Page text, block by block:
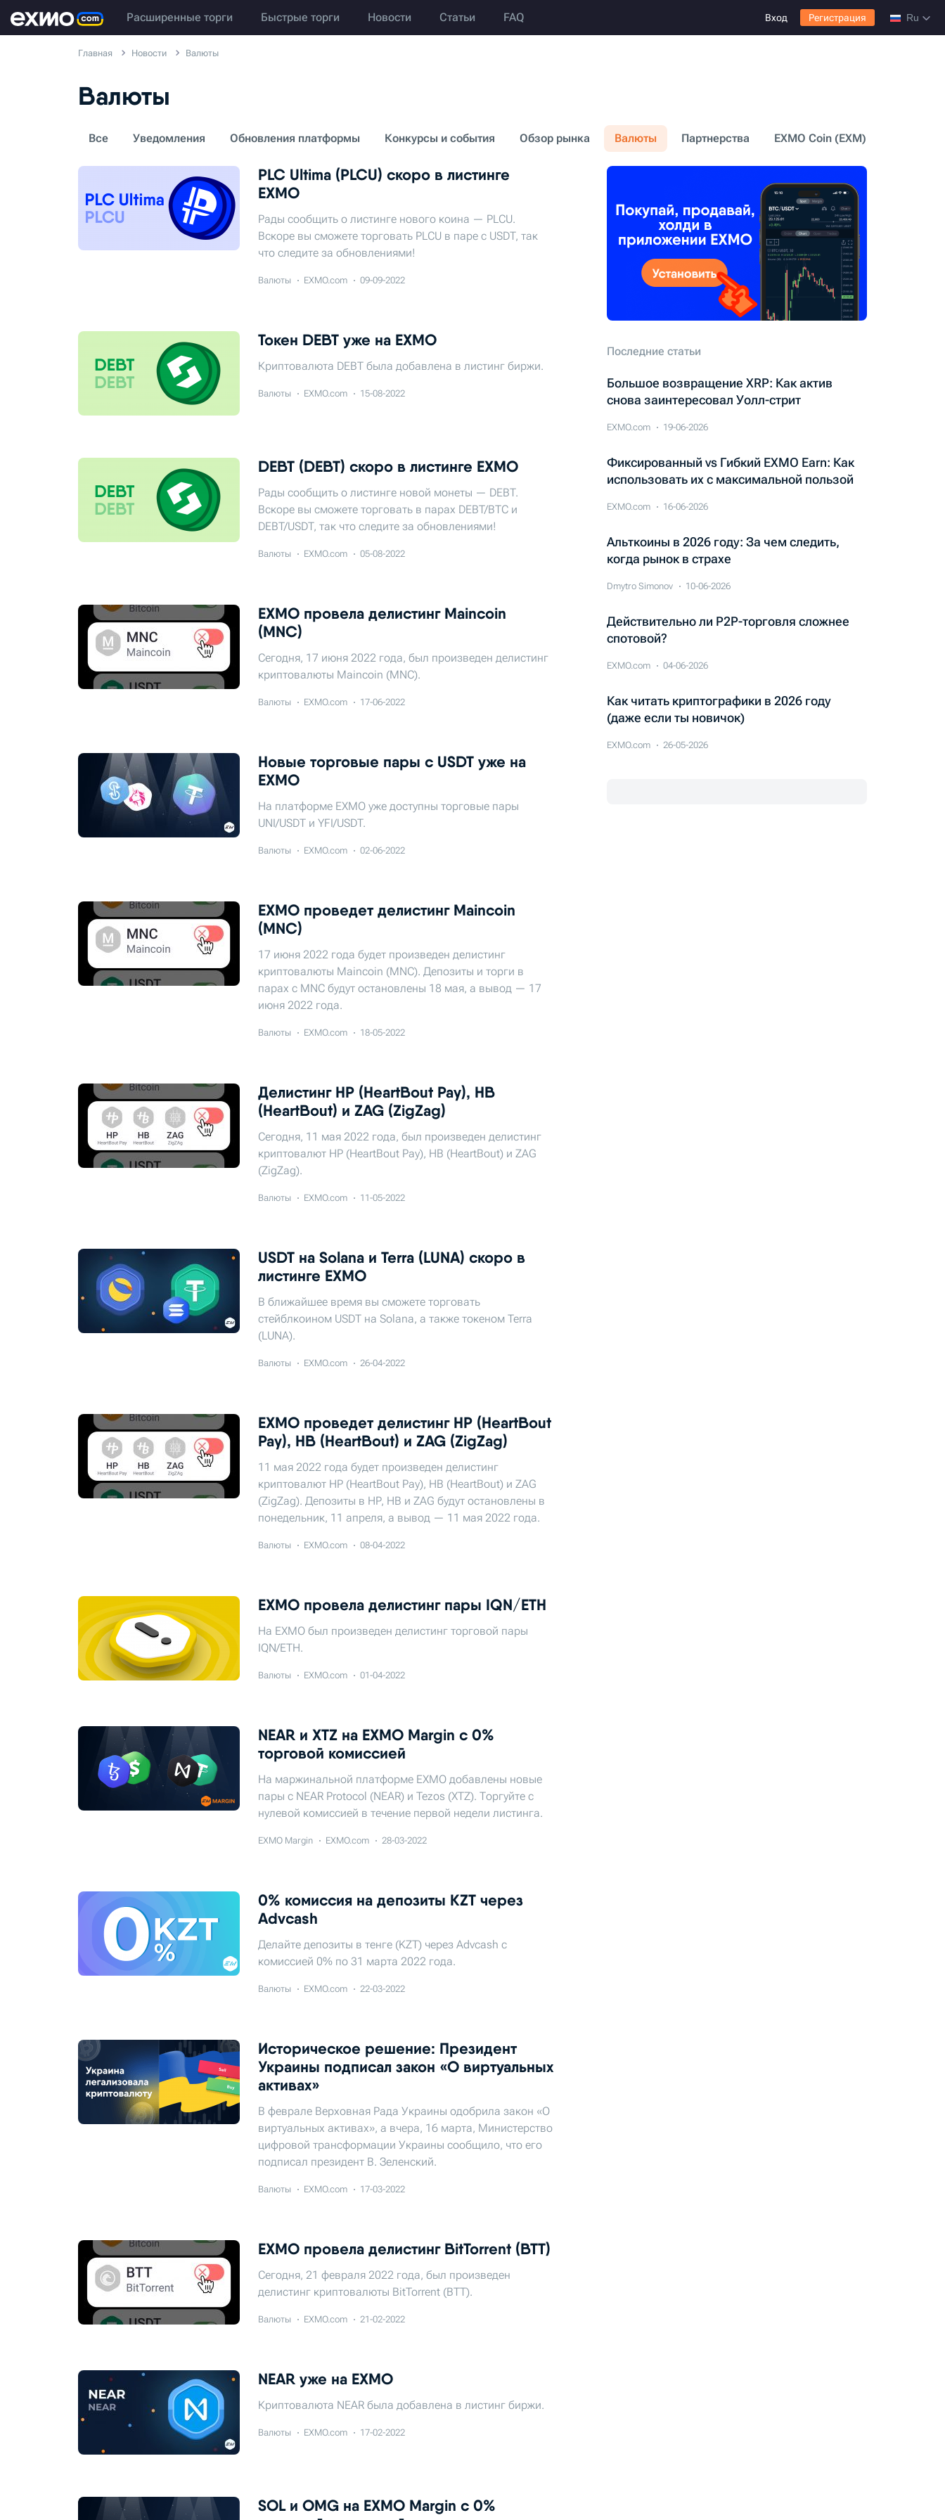
Расширенные торги Быстрые торги Новости Статьи FAQ Вход Регистрация Ru
Главная Новости Валюты
Валюты
Все Уведомления Обновления платформы Конкурсы и события Обзор рынка Валюты Партнерства EXMO Coin (EXM)
PLC Ultima (PLCU) скоро в листинге
EXMO
Рады сообщить о листинге нового коина — PLCU.
Вскоре вы сможете торговать PLCU в паре с USDT, так
что следите за обновлениями!
Валюты EXMO.com 09-09-2022
Токен DEBT уже на EXMO
Криптовалюта DEBT была добавлена в листинг биржи.
Валюты EXMO.com 15-08-2022
DEBT (DEBT) скоро в листинге EXMO
Рады сообщить о листинге новой монеты — DEBT.
Вскоре вы сможете торговать в парах DEBT/BTC и
DEBT/USDT, так что следите за обновлениями!
Валюты EXMO.com 05-08-2022
EXMO провелa делистинг Maincoin
(MNC)
Сегодня, 17 июня 2022 года, был произведен делистинг
криптовалюты Maincoin (MNC).
Валюты EXMO.com 17-06-2022
Новые торговые пары с USDT уже на
EXMO
На платформе EXMO уже доступны торговые пары
UNI/USDT и YFI/USDT.
Валюты EXMO.com 02-06-2022
EXMO проведет делистинг Maincoin
(MNC)
17 июня 2022 года будет произведен делистинг
криптовалюты Maincoin (MNC). Депозиты и торги в
парах с MNC будут остановлены 18 мая, а вывод — 17
июня 2022 года.
Валюты EXMO.com 18-05-2022
Делистинг HP (HeartBout Pay), HB
(HeartBout) и ZAG (ZigZag)
Сегодня, 11 мая 2022 года, был произведен делистинг
криптовалют HP (HeartBout Pay), HB (HeartBout) и ZAG
(ZigZag).
Валюты EXMO.com 11-05-2022
USDT на Solana и Terra (LUNA) скоро в
листинге EXMO
В ближайшее время вы сможете торговать
стейблкоином USDT на Solana, а также токеном Terra
(LUNA).
Валюты EXMO.com 26-04-2022
EXMO проведет делистинг HP (HeartBout
Pay), HB (HeartBout) и ZAG (ZigZag)
11 мая 2022 года будет произведен делистинг
криптовалют HP (HeartBout Pay), HB (HeartBout) и ZAG
(ZigZag). Депозиты в HP, HB и ZAG будут остановлены в
понедельник, 11 апреля, а вывод — 11 мая 2022 года.
Валюты EXMO.com 08-04-2022
EXMO провела делистинг пары IQN/ETH
На EXMO был произведен делистинг торговой пары
IQN/ETH.
Валюты EXMO.com 01-04-2022
NEAR и XTZ на EXMO Margin с 0%
торговой комиссией
На маржинальной платформе EXMO добавлены новые
пары с NEAR Protocol (NEAR) и Tezos (XTZ). Торгуйте с
нулевой комиссией в течение первой недели листинга.
EXMO Margin EXMO.com 28-03-2022
0% комиссия на депозиты KZT через
Advcash
Делайте депозиты в тенге (KZT) через Advcash с
комиссией 0% по 31 марта 2022 года.
Валюты EXMO.com 22-03-2022
Историческое решение: Президент
Украины подписал закон «О виртуальных
активах»
В феврале Верховная Рада Украины одобрила закон «О
виртуальных активах», а вчера, 16 марта, Министерство
цифровой трансформации Украины сообщило, что его
подписал президент В. Зеленский.
Валюты EXMO.com 17-03-2022
EXMO провелa делистинг BitTorrent (BTT)
Сегодня, 21 февраля 2022 года, был произведен
делистинг криптовалюты BitTorrent (BTT).
Валюты EXMO.com 21-02-2022
NEAR уже на EXMO
Криптовалюта NEAR была добавлена в листинг биржи.
Валюты EXMO.com 17-02-2022
SOL и OMG на EXMO Margin с 0%
Последние статьи
Большое возвращение XRP: Как актив
снова заинтересовал Уолл-стрит
EXMO.com 19-06-2026
Фиксированный vs Гибкий EXMO Earn: Как
использовать их с максимальной пользой
EXMO.com 16-06-2026
Альткоины в 2026 году: За чем следить,
когда рынок в страхе
Dmytro Simonov 10-06-2026
Действительно ли P2P-торговля сложнее
спотовой?
EXMO.com 04-06-2026
Как читать криптографики в 2026 году
(даже если ты новичок)
EXMO.com 26-05-2026